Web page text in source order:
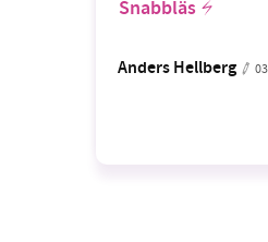
Snabbläs
Anders Hellberg